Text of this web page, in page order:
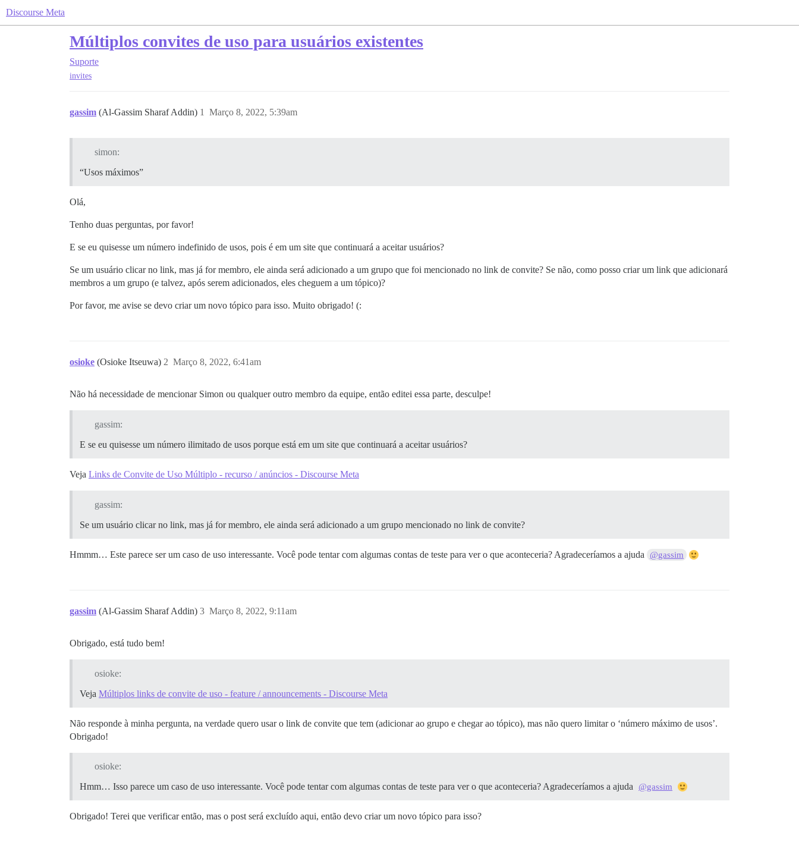
Discourse Meta
Múltiplos convites de uso para usuários existentes
Suporte
invites
gassim (Al-Gassim Sharaf Addin) Março 8, 2022, 5:39am
1
simon:
“Usos máximos”
Olá,
Tenho duas perguntas, por favor!
E se eu quisesse um número indefinido de usos, pois é em um site que continuará a aceitar usuários?
Se um usuário clicar no link, mas já for membro, ele ainda será adicionado a um grupo que foi mencionado no link de convite? Se não, como posso criar um link que adicionará
membros a um grupo (e talvez, após serem adicionados, eles cheguem a um tópico)?
Por favor, me avise se devo criar um novo tópico para isso. Muito obrigado! (:
osioke (Osioke Itseuwa) Março 8, 2022, 6:41am
2
Não há necessidade de mencionar Simon ou qualquer outro membro da equipe, então editei essa parte, desculpe!
gassim:
E se eu quisesse um número ilimitado de usos porque está em um site que continuará a aceitar usuários?
Veja Links de Convite de Uso Múltiplo - recurso / anúncios - Discourse Meta
gassim:
Se um usuário clicar no link, mas já for membro, ele ainda será adicionado a um grupo mencionado no link de convite?
Hmmm… Este parece ser um caso de uso interessante. Você pode tentar com algumas contas de teste para ver o que aconteceria? Agradeceríamos a ajuda @gassim
gassim (Al-Gassim Sharaf Addin) Março 8, 2022, 9:11am
3
Obrigado, está tudo bem!
osioke:
Veja Múltiplos links de convite de uso - feature / announcements - Discourse Meta
Não responde à minha pergunta, na verdade quero usar o link de convite que tem (adicionar ao grupo e chegar ao tópico), mas não quero limitar o ‘número máximo de usos’.
Obrigado!
osioke:
Hmm… Isso parece um caso de uso interessante. Você pode tentar com algumas contas de teste para ver o que aconteceria? Agradeceríamos a ajuda
@gassim
Obrigado! Terei que verificar então, mas o post será excluído aqui, então devo criar um novo tópico para isso?